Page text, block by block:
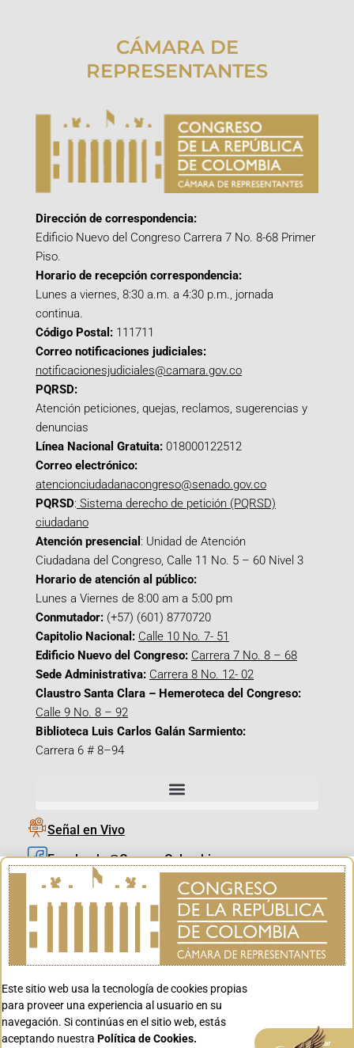
CÁMARA DE
REPRESENTANTES
Dirección de correspondencia:
Edificio Nuevo del Congreso Carrera 7 No. 8-68 Primer
Piso.
Horario de recepción correspondencia:
Lunes a viernes, 8:30 a.m. a 4:30 p.m., jornada
continua.
Código Postal: 111711
Correo notificaciones judiciales:
notificacionesjudiciales@camara.gov.co
PQRSD:
Atención peticiones, quejas, reclamos, sugerencias y
denuncias
Línea Nacional Gratuita: 018000122512
Correo electrónico:
atencionciudadanacongreso@senado.gov.co
PQRSD: Sistema derecho de petición (PQRSD)
ciudadano
Atención presencial : Unidad de Atención
Ciudadana del Congreso, Calle 11 No. 5 – 60 Nivel 3
Horario de atención al público:
Lunes a Viernes de 8:00 am a 5:00 pm
Conmutador: (+57) (601) 8770720
Capitolio Nacional: Calle 10 No. 7- 51
Edificio Nuevo del Congreso: Carrera 7 No. 8 – 68
Sede Administrativa: Carrera 8 No. 12- 02
Claustro Santa Clara – Hemeroteca del Congreso:
Calle 9 No. 8 – 92
Biblioteca Luis Carlos Galán Sarmiento:
Carrera 6 # 8–94
Señal en Vivo
Facebook_@CamaraColombia
Instagram_@CamaraColombia
X_@CamaraColombia
Youtube_@CamaraColombia
Youtube_@CanalCongreso
Este sitio web usa la tecnología de cookies propias
para proveer una experiencia al usuario en su
navegación. Si continúas en el sitio web, estás
aceptando nuestra Política de Cookies. Aceptar